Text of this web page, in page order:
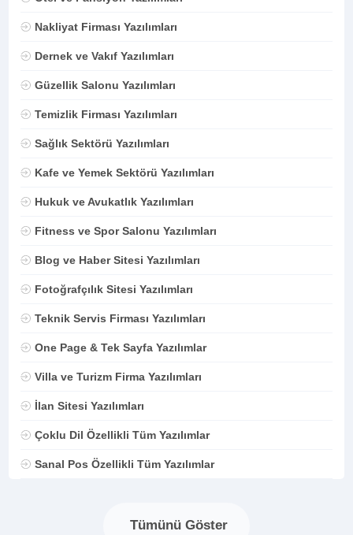
Nakliyat Firması Yazılımları
Dernek ve Vakıf Yazılımları
Güzellik Salonu Yazılımları
Temizlik Firması Yazılımları
Sağlık Sektörü Yazılımları
Kafe ve Yemek Sektörü Yazılımları
Hukuk ve Avukatlık Yazılımları
Fitness ve Spor Salonu Yazılımları
Blog ve Haber Sitesi Yazılımları
Fotoğrafçılık Sitesi Yazılımları
Teknik Servis Firması Yazılımları
One Page & Tek Sayfa Yazılımlar
Villa ve Turizm Firma Yazılımları
İlan Sitesi Yazılımları
Çoklu Dil Özellikli Tüm Yazılımlar
Sanal Pos Özellikli Tüm Yazılımlar
Tümünü Göster